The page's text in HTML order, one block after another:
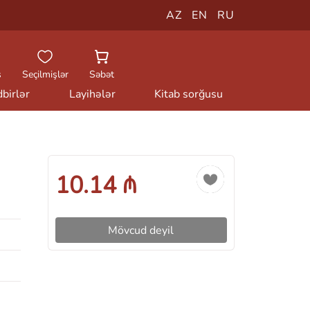
AZ EN RU
Seçilmişlər Səbət
Layihələr Kitab sorğusu
10.14 ₼
Mövcud deyil